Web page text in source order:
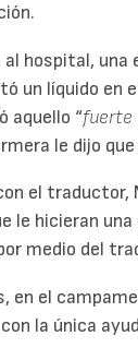
hospital, una
un líquido en
aquello “fuerte
le dijo que
el
le hicieran
medio del
en el
la única